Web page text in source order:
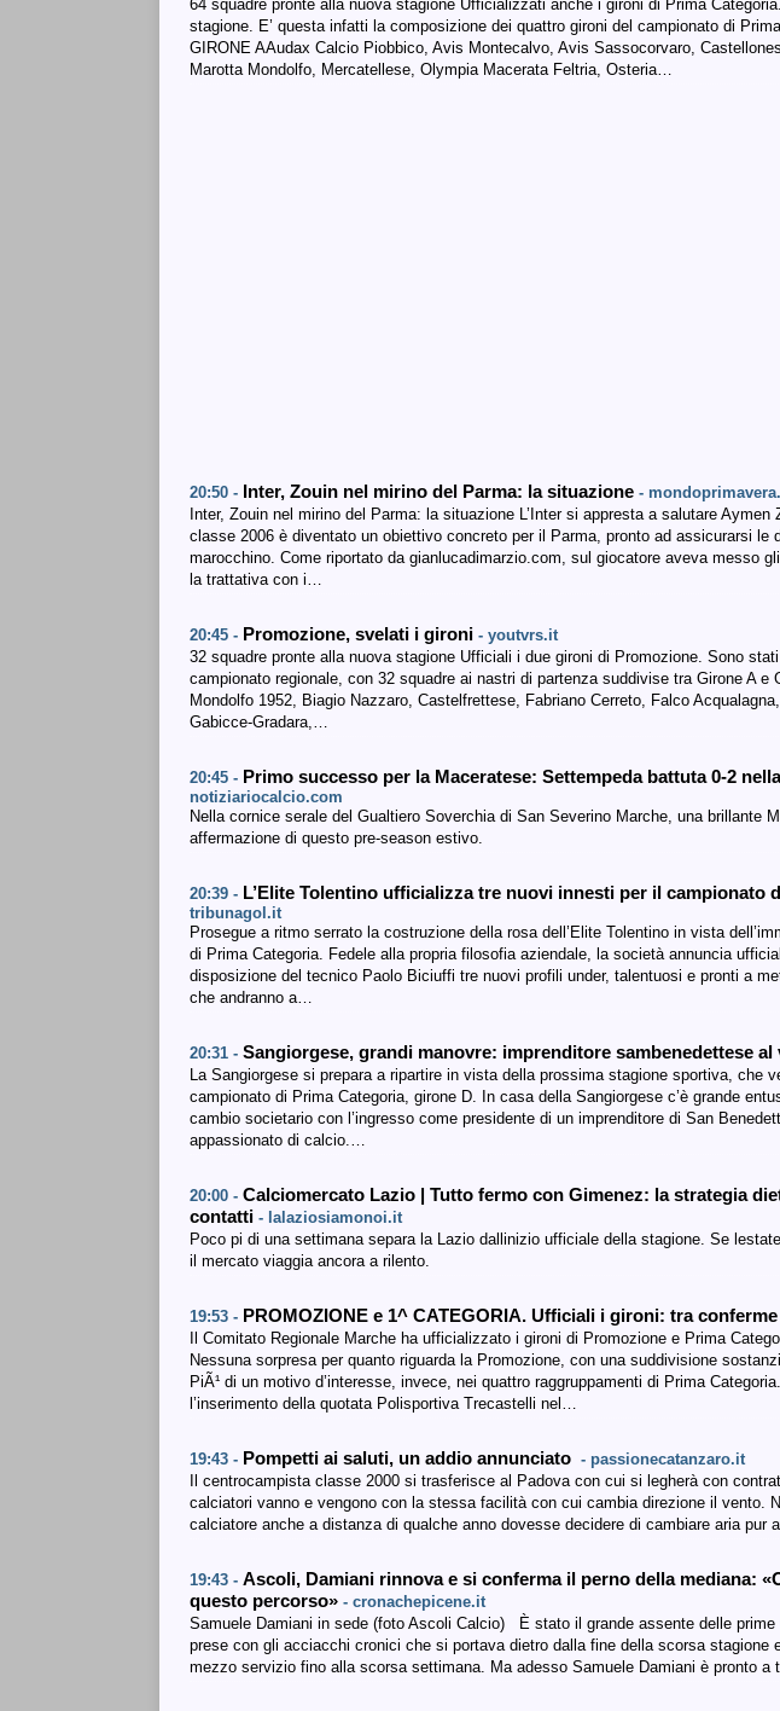
64 squadre pronte alla nuova stagione Ufficializzati anche i gironi di Prima
stagione. E’ questa infatti la composizione dei quattro gironi del campionato di
GIRONE AAudax Calcio Piobbico, Avis Montecalvo, Avis Sassocorvaro,
Marotta Mondolfo, Mercatellese, Olympia Macerata Feltria, Osteria…
20:50 - Inter, Zouin nel mirino del Parma: la situazione -
Inter, Zouin nel mirino del Parma: la situazione L’Inter si appresta a salutare Aymen
classe 2006 è diventato un obiettivo concreto per il Parma, pronto ad assicurarsi le
marocchino. Come riportato da gianlucadimarzio.com, sul giocatore aveva messo
la trattativa con i…
20:45 - Promozione, svelati i gironi - youtvrs.it
32 squadre pronte alla nuova stagione Ufficiali i due gironi di Promozione. Sono
campionato regionale, con 32 squadre ai nastri di partenza suddivise tra Girone A e
Mondolfo 1952, Biagio Nazzaro, Castelfrettese, Fabriano Cerreto, Falco
Gabicce-Gradara,…
20:45 - Primo successo per la Maceratese: Settempeda battuta 0-2
notiziariocalcio.com
Nella cornice serale del Gualtiero Soverchia di San Severino Marche, una brillante
affermazione di questo pre-season estivo.
20:39 - L’Elite Tolentino ufficializza tre nuovi innesti per il campionato
tribunagol.it
Prosegue a ritmo serrato la costruzione della rosa dell’Elite Tolentino in vista
di Prima Categoria. Fedele alla propria filosofia aziendale, la società annuncia
disposizione del tecnico Paolo Biciuffi tre nuovi profili under, talentuosi e pronti a
che andranno a…
20:31 - Sangiorgese, grandi manovre: imprenditore sambenedettese al
La Sangiorgese si prepara a ripartire in vista della prossima stagione sportiva, che
campionato di Prima Categoria, girone D. In casa della Sangiorgese c’è grande
cambio societario con l’ingresso come presidente di un imprenditore di San
appassionato di calcio.…
20:00 - Calciomercato Lazio | Tutto fermo con Gimenez: la strategia
contatti - lalaziosiamonoi.it
Poco pi di una settimana separa la Lazio dallinizio ufficiale della stagione. Se
il mercato viaggia ancora a rilento.
19:53 - PROMOZIONE e 1^ CATEGORIA. Ufficiali i gironi: tra
Il Comitato Regionale Marche ha ufficializzato i gironi di Promozione e Prima
Nessuna sorpresa per quanto riguarda la Promozione, con una suddivisione
PiÃ¹ di un motivo d’interesse, invece, nei quattro raggruppamenti di Prima
l’inserimento della quotata Polisportiva Trecastelli nel…
19:43 - Pompetti ai saluti, un addio annunciato - passionecatanzaro.it
Il centrocampista classe 2000 si trasferisce al Padova con cui si legherà con
calciatori vanno e vengono con la stessa facilità con cui cambia direzione il vento.
calciatore anche a distanza di qualche anno dovesse decidere di cambiare aria pur
19:43 - Ascoli, Damiani rinnova e si conferma il perno della mediana:
questo percorso» - cronachepicene.it
Samuele Damiani in sede (foto Ascoli Calcio) È stato il grande assente delle
prese con gli acciacchi cronici che si portava dietro dalla fine della scorsa stagione
mezzo servizio fino alla scorsa settimana. Ma adesso Samuele Damiani è pronto a